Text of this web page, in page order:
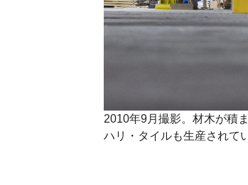
2010年9月撮影。材木が積
ハリ・タイルも生産されて